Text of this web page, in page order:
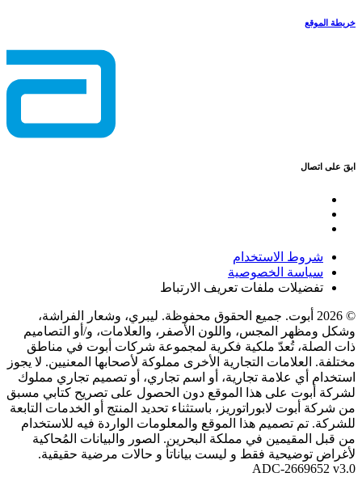
خريطة الموقع
ابقَ على اتصال
شروط الاستخدام
سياسة الخصوصية
تفضيلات ملفات تعريف الارتباط
© 2026 أبوت. جميع الحقوق محفوظة. ليبري، وشعار الفراشة،
وشكل ومظهر المجس، واللون الأصفر، والعلامات، و/أو التصاميم
ذات الصلة، تُعدّ ملكية فكرية لمجموعة شركات أبوت في مناطق
مختلفة. العلامات التجارية الأخرى مملوكة لأصحابها المعنيين. لا يجوز
استخدام أي علامة تجارية، أو اسم تجاري، أو تصميم تجاري مملوك
لشركة أبوت على هذا الموقع دون الحصول على تصريح كتابي مسبق
من شركة أبوت لابوراتوريز، باستثناء تحديد المنتج أو الخدمات التابعة
للشركة. تم تصميم هذا الموقع والمعلومات الواردة فيه للاستخدام
من قبل المقيمين في مملكة البحرين. الصور والبيانات المُحاكية
لأغراض توضيحية فقط و ليست بياناتأ و حالات مرضية حقيقية.
ADC-2669652 v3.0